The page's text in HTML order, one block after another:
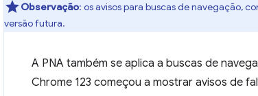
Observação: os avisos para buscas de navegação,
versão futura.
A PNA também se aplica a buscas de
Chrome 123 começou a mostrar avisos de